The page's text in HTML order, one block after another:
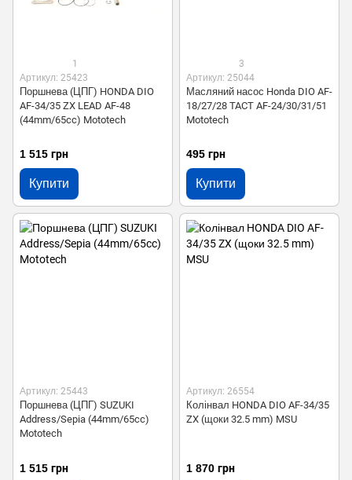
1
Артикул: 25423
Поршнева (ЦПГ) HONDA DIO
AF-34/35 ZX LEAD AF-48
(44mm/65cc) Mototech
1 515 грн
Купити
3
Артикул: 25044
Масляний насос Honda DIO AF-
18/27/28 TACT AF-24/30/31/51
Mototech
495 грн
Купити
Артикул: 25443
Поршнева (ЦПГ) SUZUKI
Address/Sepia (44mm/65cc)
Mototech
1 515 грн
Артикул: 26554
Колінвал HONDA DIO AF-34/35
ZX (щоки 32.5 mm) MSU
1 870 грн